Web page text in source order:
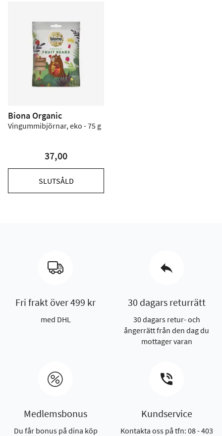
Biona Organic
Vingummibjörnar, eko - 75 g
37,00
SLUTSÅLD
Fri frakt över 499 kr
med DHL
30 dagars returrätt
30 dagars retur- och
ångerrätt från den dag du
mottager varan
Medlemsbonus
Du får bonus på dina köp
Kundservice
Kontakta oss på tfn: 08 - 403